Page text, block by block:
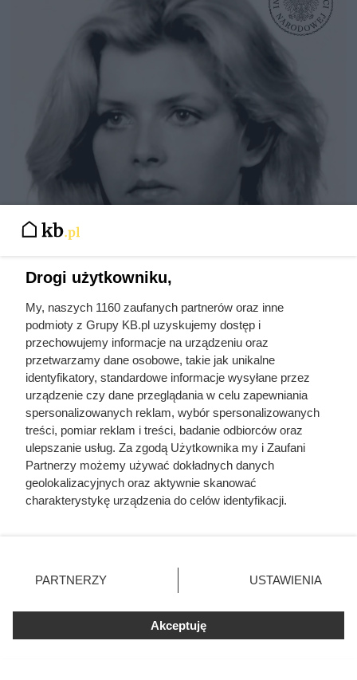
Kazali jej rozbierać się w niemal
każdym filmie. Przekleństwo
polskiej seksbomby lat 80.
Dlaczego nikt nie chciał poślubić
syna Jana III Sobieskiego?
Odpowiedź zaskakuje
Drogi użytkowniku,
My, naszych 1160 zaufanych partnerów oraz inne
podmioty z Grupy KB.pl uzyskujemy dostęp i
przechowujemy informacje na urządzeniu oraz
przetwarzamy dane osobowe, takie jak unikalne
identyfikatory, standardowe informacje wysyłane przez
urządzenie czy dane przeglądania w celu zapewniania
spersonalizowanych reklam, wybór spersonalizowanych
treści, pomiar reklam i treści, badanie odbiorców oraz
ulepszanie usług. Za zgodą Użytkownika my i Zaufani
Partnerzy możemy używać dokładnych danych
geolokalizacyjnych oraz aktywnie skanować
charakterystykę urządzenia do celów identyfikacji.
zmienić/wycofać klikając przycisk ustawień prywatności
znajdujący się w lewym dolnym rogu strony. Niektóre
użytkownika, ale masz prawo sprzeciwić się takiemu
przetwarzaniu. Preferencje będą miały zastosowania tylko
PARTNERZY USTAWIENIA
Akceptuję